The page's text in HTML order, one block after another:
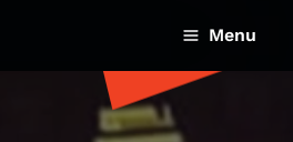
Menu